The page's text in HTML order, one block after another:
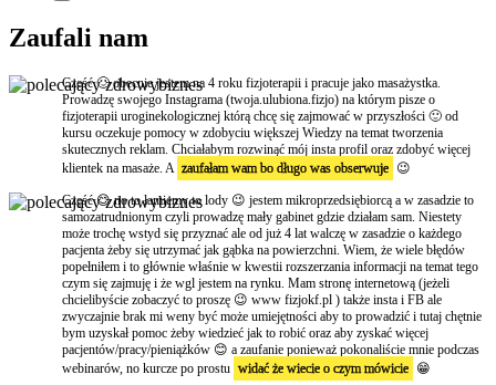
Zaufali nam
Cześć 🙂 obecnie jestem na 4 roku fizjoterapii i pracuje jako masażystka.
Prowadzę swojego Instagrama (twoja.ulubiona.fizjo) na którym pisze o
fizjoterapii uroginekologicznej którą chcę się zajmować w przyszłości 🙂 od
kursu oczekuje pomocy w zdobyciu większej Wiedzy na temat tworzenia
skutecznych reklam. Chciałabym rozwinąć mój insta profil oraz zdobyć więcej
klientek na masaże. A zaufałam wam bo długo was obserwuje 😉
Część 😊 no to łamiemy to lody 😉 jestem mikroprzedsiębiorcą a w zasadzie to
samozatrudnionym czyli prowadzę mały gabinet gdzie działam sam. Niestety
może trochę wstyd się przyznać ale od już 4 lat walczę w zasadzie o każdego
pacjenta żeby się utrzymać jak gąbka na powierzchni. Wiem, że wiele błędów
popełniłem i to głównie właśnie w kwestii rozszerzania informacji na temat tego
czym się zajmuję i że wgl jestem na rynku. Mam stronę internetową (jeżeli
chcielibyście zobaczyć to proszę 😉 www fizjokf.pl ) także insta i FB ale
zwyczajnie brak mi weny być może umiejętności aby to prowadzić i tutaj chętnie
bym uzyskał pomoc żeby wiedzieć jak to robić oraz aby zyskać więcej
pacjentów/pracy/pieniążków 😊 a zaufanie ponieważ pokonaliście mnie podczas
webinarów, no kurcze po prostu widać że wiecie o czym mówicie 😁